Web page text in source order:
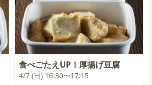
食べごたえUP！厚揚げ豆腐
4/7 (日) 16:30〜17:15